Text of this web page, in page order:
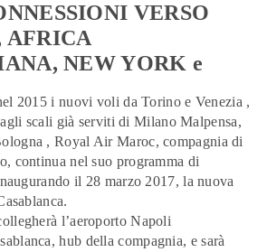
VERSO
AFRICA
NEW YORK e
2015 i nuovi voli da Torino e Venezia ,
scali già serviti di Milano Malpensa,
, Royal Air Maroc, compagnia di
continua nel suo programma di
il 28 marzo 2017, la nuova
l’aeroporto Napoli
hub della compagnia, e sarà